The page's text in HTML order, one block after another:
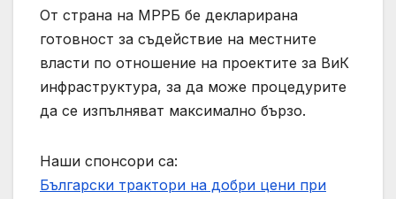
От страна на МРРБ бе декларирана
готовност за съдействие на местните
власти по отношение на проектите за ВиК
инфраструктура, за да може процедурите
да се изпълняват максимално бързо.
Наши спонсори са:
Български трактори на добри цени при